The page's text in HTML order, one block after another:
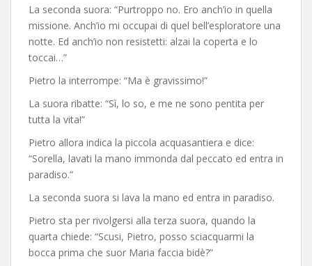
La seconda suora: “Purtroppo no. Ero anch’io in quella
missione. Anch’io mi occupai di quel bell’esploratore una
notte. Ed anch’io non resistetti: alzai la coperta e lo
toccai…”
Pietro la interrompe: “Ma è gravissimo!”
La suora ribatte: “Sì, lo so, e me ne sono pentita per
tutta la vita!”
Pietro allora indica la piccola acquasantiera e dice:
“Sorella, lavati la mano immonda dal peccato ed entra in
paradiso.”
La seconda suora si lava la mano ed entra in paradiso.
Pietro sta per rivolgersi alla terza suora, quando la
quarta chiede: “Scusi, Pietro, posso sciacquarmi la
bocca prima che suor Maria faccia bidè?”